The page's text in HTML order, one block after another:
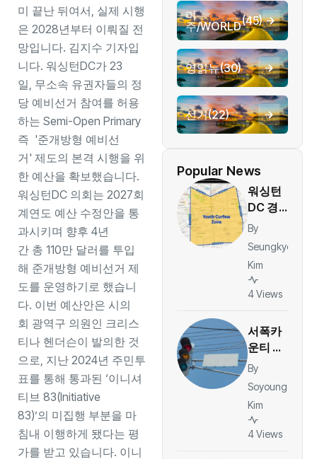
미 끝난 뒤여서, 실제 시행
은 2028년부터 이뤄질 전
망입니다. 김지수 기자입
니다. 워싱턴DC가 23
일, 무소속 유권자들의 정
당 예비선거 참여를 허용
하는 Semi-Open Primary
즉 '준개방형 예비선
거' 제도의 본격 시행을 위
한 예산을 확보했습니다.
워싱턴DC 의회는 2027회
계연도 예산 수정안을 통
과시키며 향후 4년
간 총 110만 달러를 투입
해 준개방형 예비선거 제
도를 운영하기로 했습니
다. 이번 예산안은 시의
회 광역구 의원인 크리스
티나 헨더슨이 발의한 것
으로, 지난 2024년 주민투
표를 통해 통과된 ‘이니셔
티브 83(Initiative
83)’의 미집행 부분을 마
침내 이행하게 됐다는 평
가를 받고 있습니다. 이니
미
주/WORLD(45)
영읽뉴(30)
선거(22)
Popular News
워싱턴
DC 경찰
당국, 컬
럼비아
하이츠
주말 ‘청
소년 통
간 대규
모 모임
제한
By
Seungkyo
Kim
4 Views
서폭카
운티 신
호위반
카메라
벌금 일
부 환
급…운
By
Soyoung
Kim
4 Views